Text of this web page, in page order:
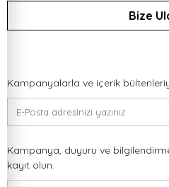
Bize
Kampanyalarla ve içerik
Kampanya, duyuru ve
kayıt olun.